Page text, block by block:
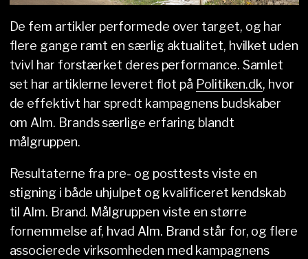
De fem artikler performede over target, og har
flere gange ramt en særlig aktualitet, hvilket uden
tvivl har forstærket deres performance. Samlet
set har artiklerne leveret flot på Politiken.dk, hvor
de effektivt har spredt kampagnens budskaber
om Alm. Brands særlige erfaring blandt
målgruppen.
Resultaterne fra pre- og posttests viste en
stigning i både uhjulpet og kvalificeret kendskab
til Alm. Brand. Målgruppen viste en større
fornemmelse af, hvad Alm. Brand står for, og flere
associerede virksomheden med kampagnens